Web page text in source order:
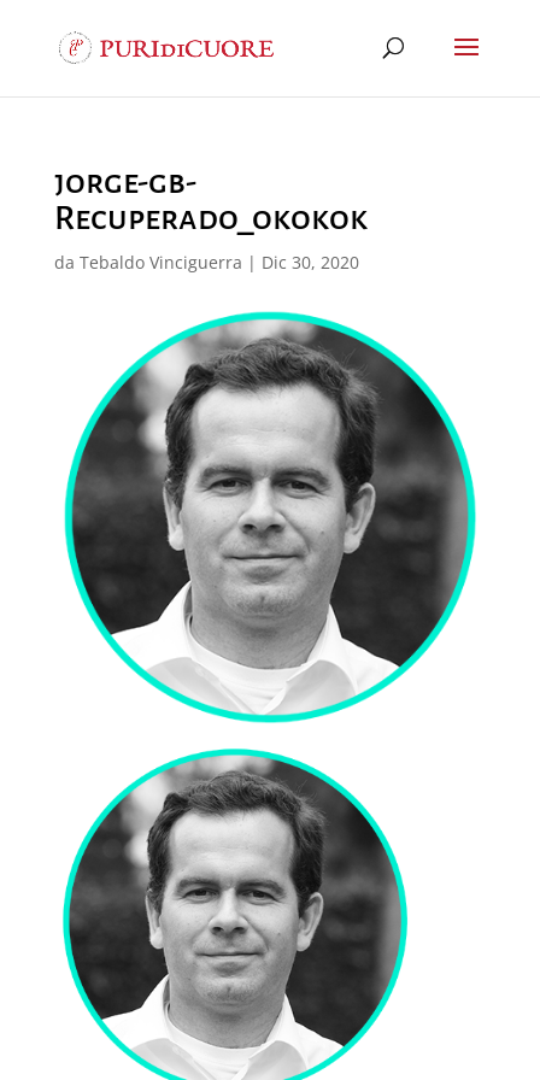
jorge-gb-
Recuperado_okokok
da Tebaldo Vinciguerra | Dic 30, 2020